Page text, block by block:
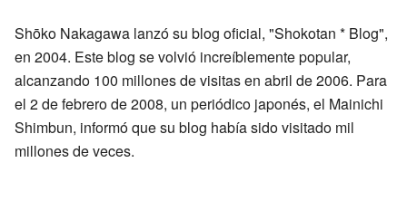
Shōko Nakagawa lanzó su blog oficial, "Shokotan * Blog",
en 2004. Este blog se volvió increíblemente popular,
alcanzando 100 millones de visitas en abril de 2006. Para
el 2 de febrero de 2008, un periódico japonés, el Mainichi
Shimbun, informó que su blog había sido visitado mil
millones de veces.